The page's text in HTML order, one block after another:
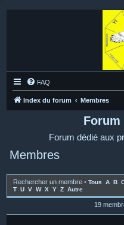
FAQ
Index du forum Membres
Forum
Forum dédié aux
Membres
Rechercher un membre • Tous A B
T U V W X Y Z Autre
19